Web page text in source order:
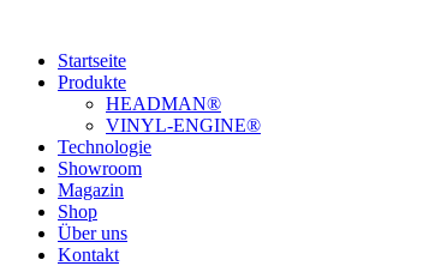
Startseite
Produkte
HEADMAN®
VINYL-ENGINE®
Technologie
Showroom
Magazin
Shop
Über uns
Kontakt